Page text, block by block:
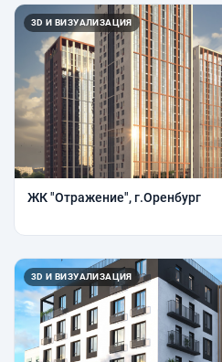
3D И ВИЗУАЛИЗАЦИЯ
ЖК "Отражение", г.Оренбург
3D И ВИЗУАЛИЗАЦИЯ